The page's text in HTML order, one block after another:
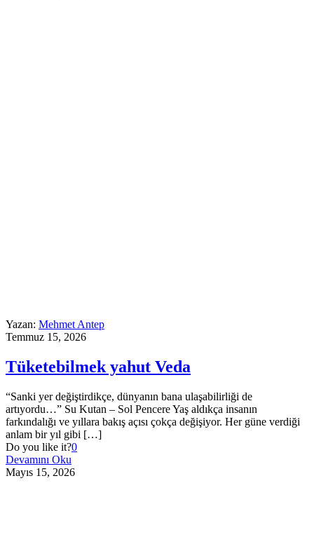
Yazan: Mehmet Antep
Temmuz 15, 2026
Tüketebilmek yahut Veda
“Sanki yer değiştirdikçe, dünyanın bana ulaşabilirliği de
artıyordu…” Su Kutan – Sol Pencere Yaş aldıkça insanın
farkındalığı ve yıllara bakış açısı çokça değişiyor. Her güne verdiği
anlam bir yıl gibi […]
Do you like it?0
Devamını Oku
Mayıs 15, 2026